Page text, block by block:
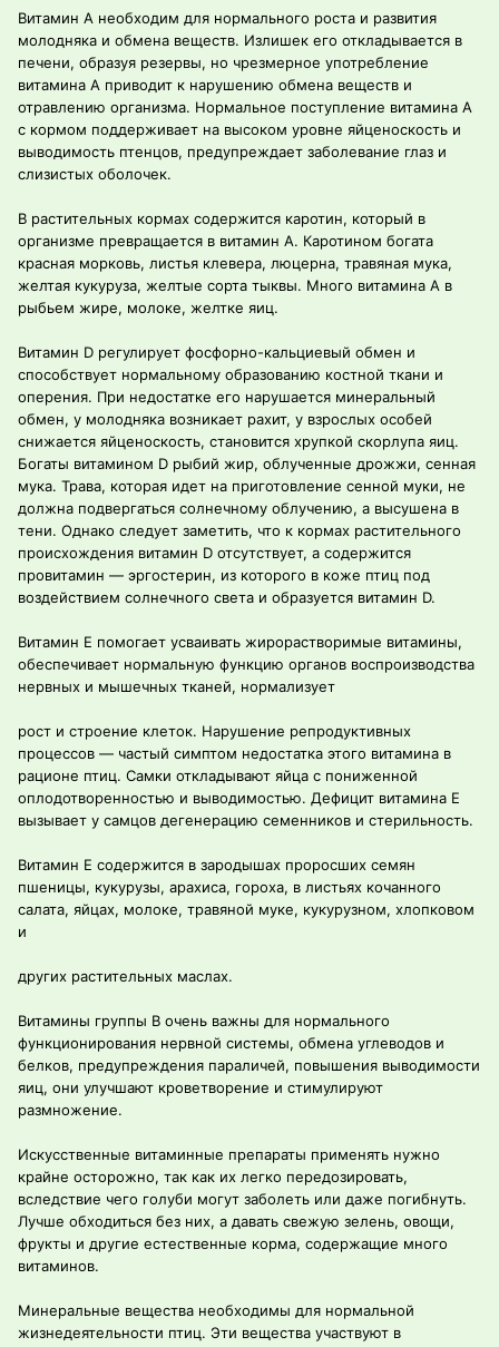
Витамин А необходим для нормального роста и развития
молодняка и обмена веществ. Излишек его откладывается в
печени, образуя резервы, но чрезмерное употребление
витамина А приводит к нарушению обмена веществ и
отравлению организма. Нормальное поступление витамина А
с кормом поддерживает на высоком уровне яйценоскость и
выводимость птенцов, предупреждает заболевание глаз и
слизистых оболочек.
В растительных кормах содержится каротин, который в
организме превращается в витамин А. Каротином богата
красная морковь, листья клевера, люцерна, травяная мука,
желтая кукуруза, желтые сорта тыквы. Много витамина А в
рыбьем жире, молоке, желтке яиц.
Витамин D регулирует фосфорно-кальциевый обмен и
способствует нормальному образованию костной ткани и
оперения. При недостатке его нарушается минеральный
обмен, у молодняка возникает рахит, у взрослых особей
снижается яйценоскость, становится хрупкой скорлупа яиц.
Богаты витамином D рыбий жир, облученные дрожжи, сенная
мука. Трава, которая идет на приготовление сенной муки, не
должна подвергаться солнечному облучению, а высушена в
тени. Однако следует заметить, что к кормах растительного
происхождения витамин D отсутствует, а содержится
провитамин — эргостерин, из которого в коже птиц под
воздействием солнечного света и образуется витамин D.
Витамин Е помогает усваивать жирорастворимые витамины,
обеспечивает нормальную функцию органов воспроизводства
нервных и мышечных тканей, нормализует
рост и строение клеток. Нарушение репродуктивных
процессов — частый симптом недостатка этого витамина в
рационе птиц. Самки откладывают яйца с пониженной
оплодотворенностью и выводимостью. Дефицит витамина Е
вызывает у самцов дегенерацию семенников и стерильность.
Витамин Е содержится в зародышах проросших семян
пшеницы, кукурузы, арахиса, гороха, в листьях кочанного
салата, яйцах, молоке, травяной муке, кукурузном, хлопковом
и
других растительных маслах.
Витамины группы В очень важны для нормального
функционирования нервной системы, обмена углеводов и
белков, предупреждения параличей, повышения выводимости
яиц, они улучшают кроветворение и стимулируют
размножение.
Искусственные витаминные препараты применять нужно
крайне осторожно, так как их легко передозировать,
вследствие чего голуби могут заболеть или даже погибнуть.
Лучше обходиться без них, а давать свежую зелень, овощи,
фрукты и другие естественные корма, содержащие много
витаминов.
Минеральные вещества необходимы для нормальной
жизнедеятельности птиц. Эти вещества участвуют в